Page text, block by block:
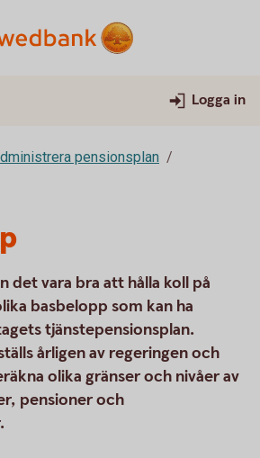
Logga in
pensionsplan
det vara bra att hålla koll på
basbelopp som kan ha
tjänstepensionsplan.
årligen av regeringen och
olika gränser och nivåer av
pensioner och